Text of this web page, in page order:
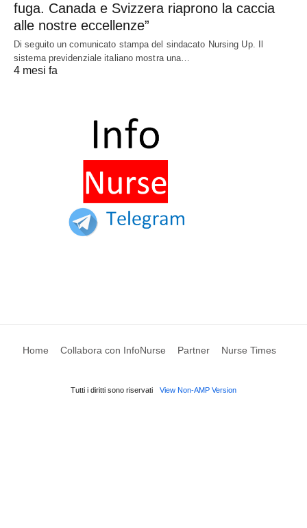
fuga. Canada e Svizzera riaprono la caccia
alle nostre eccellenze”
Di seguito un comunicato stampa del sindacato Nursing Up. Il
sistema previdenziale italiano mostra una…
4 mesi fa
Home Collabora con InfoNurse Partner Nurse Times
Tutti i diritti sono riservati View Non-AMP Version